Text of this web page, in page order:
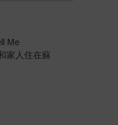
Me
家人住在蘇